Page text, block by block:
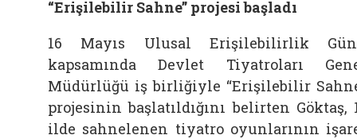
“Erişilebilir Sahne” projesi başladı
16 Mayıs Ulusal Erişilebilirlik
kapsamında Devlet Tiyatroları
Müdürlüğü iş birliğiyle “Erişilebilir
projesinin başlatıldığını belirten Göktaş,
ilde sahnelenen tiyatro oyunlarının